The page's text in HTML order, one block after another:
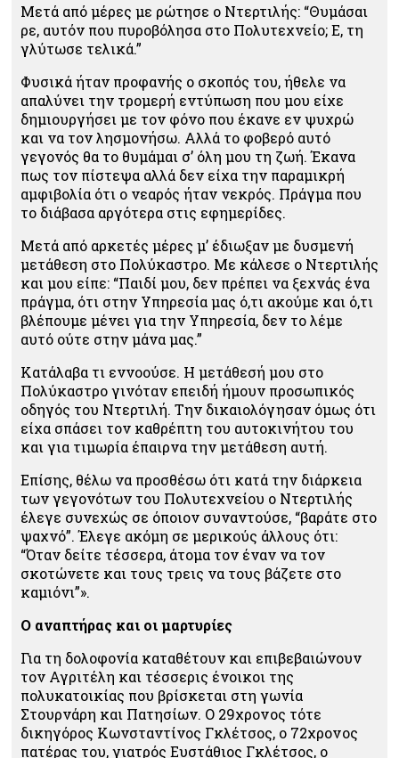
Μετά από μέρες με ρώτησε ο Ντερτιλής: “Θυμάσαι
ρε, αυτόν που πυροβόλησα στο Πολυτεχνείο; Ε, τη
γλύτωσε τελικά.”
Φυσικά ήταν προφανής ο σκοπός του, ήθελε να
απαλύνει την τρομερή εντύπωση που μου είχε
δημιουργήσει με τον φόνο που έκανε εν ψυχρώ
και να τον λησμονήσω. Αλλά το φοβερό αυτό
γεγονός θα το θυμάμαι σ’ όλη μου τη ζωή. Έκανα
πως τον πίστεψα αλλά δεν είχα την παραμικρή
αμφιβολία ότι ο νεαρός ήταν νεκρός. Πράγμα που
το διάβασα αργότερα στις εφημερίδες.
Μετά από αρκετές μέρες μ’ έδιωξαν με δυσμενή
μετάθεση στο Πολύκαστρο. Με κάλεσε ο Ντερτιλής
και μου είπε: “Παιδί μου, δεν πρέπει να ξεχνάς ένα
πράγμα, ότι στην Υπηρεσία μας ό,τι ακούμε και ό,τι
βλέπουμε μένει για την Υπηρεσία, δεν το λέμε
αυτό ούτε στην μάνα μας.”
Κατάλαβα τι εννοούσε. Η μετάθεσή μου στο
Πολύκαστρο γινόταν επειδή ήμουν προσωπικός
οδηγός του Ντερτιλή. Την δικαιολόγησαν όμως ότι
είχα σπάσει τον καθρέπτη του αυτοκινήτου του
και για τιμωρία έπαιρνα την μετάθεση αυτή.
Επίσης, θέλω να προσθέσω ότι κατά την διάρκεια
των γεγονότων του Πολυτεχνείου ο Ντερτιλής
έλεγε συνεχώς σε όποιον συναντούσε, “βαράτε στο
ψαχνό”. Έλεγε ακόμη σε μερικούς άλλους ότι:
“Όταν δείτε τέσσερα, άτομα τον έναν να τον
σκοτώνετε και τους τρεις να τους βάζετε στο
καμιόνι”».
Ο αναπτήρας και οι μαρτυρίες
Για τη δολοφονία καταθέτουν και επιβεβαιώνουν
τον Αγριτέλη και τέσσερις ένοικοι της
πολυκατοικίας που βρίσκεται στη γωνία
Στουρνάρη και Πατησίων. Ο 29χρovoς τότε
δικηγόρος Κωνσταντίνος Γκλέτσος, ο 72χρovoς
πατέρας του, γιατρός Ευστάθιος Γκλέτσος, ο